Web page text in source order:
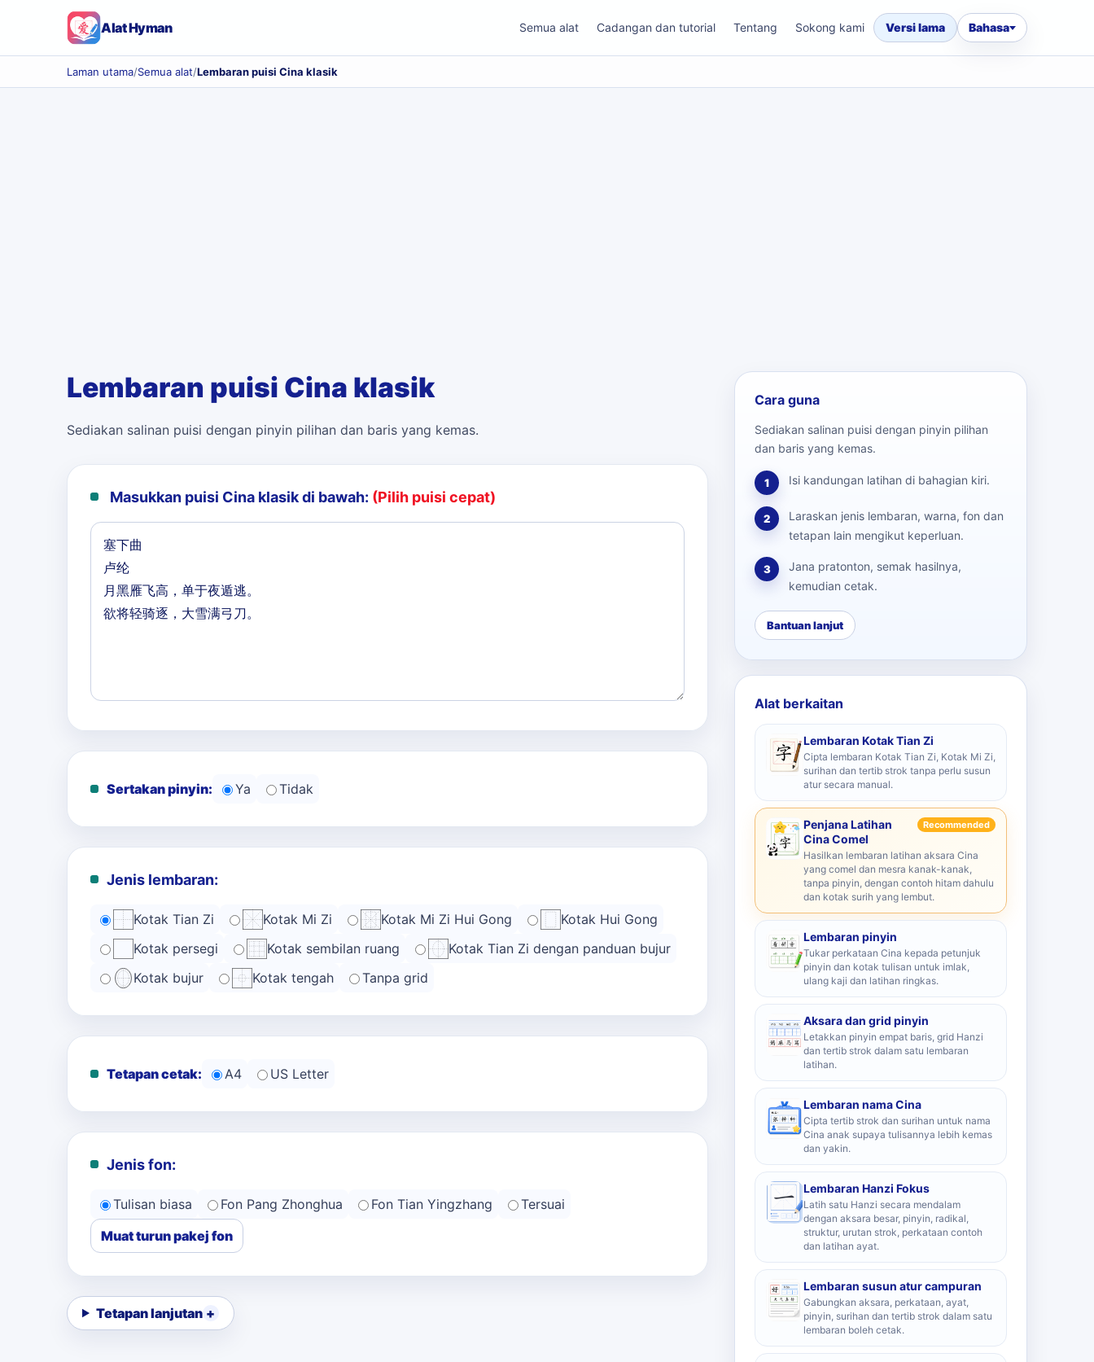
Alat Hyman Semua alat Cadangan dan tutorial Tentang Sokong kami Versi lama Bahasa
Laman utama/Semua alat/Lembaran puisi Cina klasik
Lembaran puisi Cina klasik
Sediakan salinan puisi dengan pinyin pilihan dan baris yang kemas.
Masukkan puisi Cina klasik di bawah: (Pilih puisi cepat)
Sertakan pinyin: Ya Tidak
Jenis lembaran:
Kotak Tian Zi Kotak Mi Zi Kotak Mi Zi Hui Gong
Kotak Hui Gong
Kotak persegi
Kotak sembilan ruang
Kotak Tian Zi dengan panduan bujur
Kotak bujur
Kotak tengah Tanpa grid
Tetapan cetak: A4 US Letter
Jenis fon:
Tulisan biasa Fon Pang Zhonghua Fon Tian Yingzhang
Tersuai
Muat turun pakej fon
Tetapan lanjutan
Cara guna
Sediakan salinan puisi dengan pinyin pilihan
dan baris yang kemas.
1 Isi kandungan latihan di bahagian kiri.
2
Laraskan jenis lembaran, warna, fon dan
tetapan lain mengikut keperluan.
3
Jana pratonton, semak hasilnya,
kemudian cetak.
Bantuan lanjut
Alat berkaitan
Lembaran Kotak Tian Zi
Cipta lembaran Kotak Tian Zi, Kotak Mi Zi,
surihan dan tertib strok tanpa perlu susun
atur secara manual.
Penjana Latihan
Cina Comel
Recommended
Hasilkan lembaran latihan aksara Cina
yang comel dan mesra kanak-kanak,
tanpa pinyin, dengan contoh hitam dahulu
dan kotak surih yang lembut.
Lembaran pinyin
Tukar perkataan Cina kepada petunjuk
pinyin dan kotak tulisan untuk imlak,
ulang kaji dan latihan ringkas.
Aksara dan grid pinyin
Letakkan pinyin empat baris, grid Hanzi
dan tertib strok dalam satu lembaran
latihan.
Lembaran nama Cina
Cipta tertib strok dan surihan untuk nama
Cina anak supaya tulisannya lebih kemas
dan yakin.
Lembaran Hanzi Fokus
Latih satu Hanzi secara mendalam
dengan aksara besar, pinyin, radikal,
struktur, urutan strok, perkataan contoh
dan latihan ayat.
Lembaran susun atur campuran
Gabungkan aksara, perkataan, ayat,
pinyin, surihan dan tertib strok dalam satu
lembaran boleh cetak.